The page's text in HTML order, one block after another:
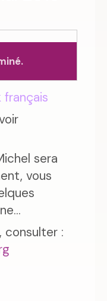
français
sera
vous
consulter :